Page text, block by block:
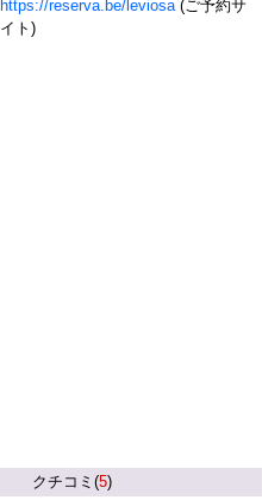
https://reserva.be/leviosa (ご予約サ
イト)
クチコミ(5)